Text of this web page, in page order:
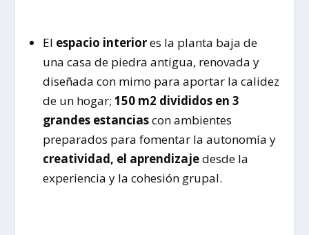
El espacio interiores la planta baja de
una casa de piedra antigua, renovada y
diseñada con mimo para aportar la calidez
de un hogar; 150 m2 divididos en 3
grandes estanciascon ambientes
preparados para fomentar la autonomía y
creatividad, el aprendizajedesde la
experiencia y la cohesión grupal.